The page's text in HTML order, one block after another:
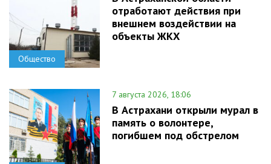
Общество
отработают действия при
внешнем воздействии на
объекты ЖКХ
7 августа 2026, 18:06
В Астрахани открыли мурал в
память о волонтере,
погибшем под обстрелом